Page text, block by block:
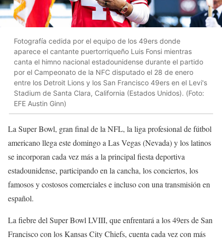
Fotografía cedida por el equipo de los 49ers donde
aparece el cantante puertorriqueño Luis Fonsi mientras
canta el himno nacional estadounidense durante el partido
por el Campeonato de la NFC disputado el 28 de enero
entre los Detroit Lions y los San Francisco 49ers en el Levi's
Stadium de Santa Clara, California (Estados Unidos). (Foto:
EFE Austin Ginn)
La Super Bowl, gran final de la NFL, la liga profesional de fútbol
americano llega este domingo a Las Vegas (Nevada) y los latinos
se incorporan cada vez más a la principal fiesta deportiva
estadounidense, participando en la cancha, los conciertos, los
famosos y costosos comerciales e incluso con una transmisión en
español.
La fiebre del Super Bowl LVIII, que enfrentará a los 49ers de San
Francisco con los Kansas City Chiefs, cuenta cada vez con más